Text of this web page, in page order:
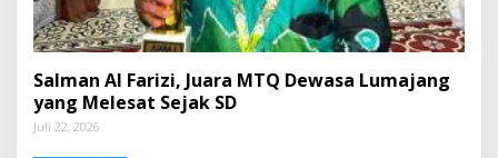
Salman Al Farizi, Juara MTQ Dewasa Lumajang
yang Melesat Sejak SD
Juli 22, 2026